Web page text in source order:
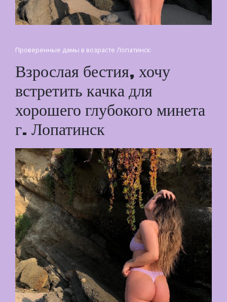
Проверенные дамы в возрасте Лопатинск:
Взрослая бестия, хочу
встретить качка для
хорошего глубокого минета
г. Лопатинск